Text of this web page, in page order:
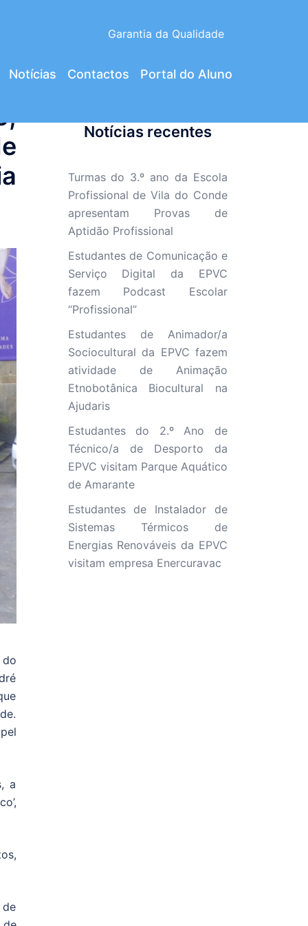
Garantia da Qualidade
Notícias Contactos Portal do Aluno
do
a
Notícias recentes
Turmas do 3.º ano da Escola
Profissional de Vila do Conde
apresentam Provas de
Aptidão Profissional
Estudantes de Comunicação e
Serviço Digital da EPVC
fazem Podcast Escolar
“Profissional”
Estudantes de Animador/a
Sociocultural da EPVC fazem
atividade de Animação
Etnobotânica Biocultural na
Ajudaris
Estudantes do 2.º Ano de
Técnico/a de Desporto da
EPVC visitam Parque Aquático
de Amarante
Estudantes de Instalador de
Sistemas Térmicos de
Energias Renováveis da EPVC
visitam empresa Enercuravac